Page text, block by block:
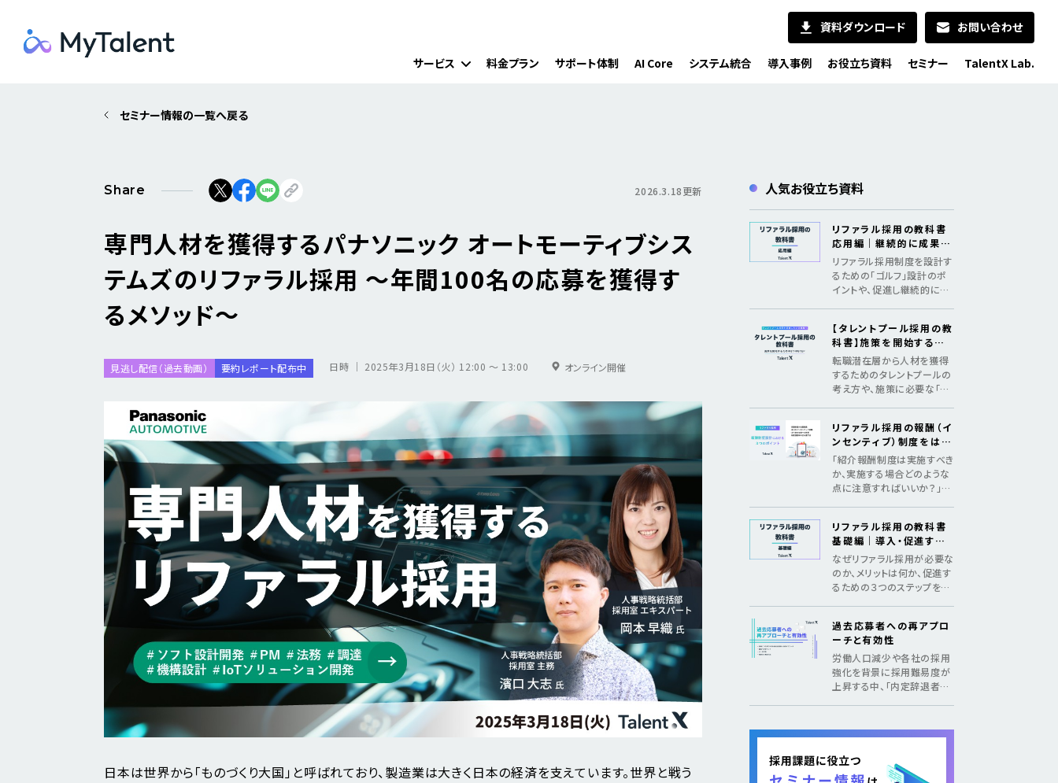
資料ダウンロード お問い合わせ
サービス 料金プラン サポート体制 AI Core システム統合 導入事例 お役立ち資料 セミナー TalentX Lab.
セミナー情報の一覧へ戻る
2026.3.18更新
Share
専門人材を獲得するパナソニック オートモーティブシス
テムズのリファラル採用 ～年間100名の応募を獲得す
るメソッド～
見逃し配信（過去動画） 要約レポート配布中 日時 ｜ 2025年3月18日（火） 12:00 ～ 13:00 オンライン開催
日本は世界から「ものづくり大国」と呼ばれており、製造業は大きく日本の経済を支えています。世界と戦う
人気お役立ち資料
リファラル採用の教科書
応用編｜継続的に成果を
出すためのメソッド
リファラル採用制度を設計す
るための「ゴルフ」設計のポ
イントや、促進し継続的に採
フレームワークを紹介
【タレントプール採用の教
科書】施策を開始するた
めの3つのSTEP
転職潜在層から人材を獲得
するためのタレントプールの
考え方や、施策に必要な「デ
化
リファラル採用の報酬（イ
ンセンティブ）制度をはじ
めとした、制度設計のポイ
ント
「紹介報酬制度は実施すべき
か、実施する場合どのような
点に注意すればいいか？」法
リファラル採用の教科書
基礎編｜導入・促進する
ためのメソッド
なぜリファラル採用が必要な
のか、メリットは何か、促進す
るための３つのステップを紹
過去応募者への再アプロ
ーチと有効性
労働人口減少や各社の採用
強化を背景に採用難易度が
上昇する中、「内定辞退者・
ています。 そのような疑問が
各社が取り組む背景から期
待できるメリット、 […]